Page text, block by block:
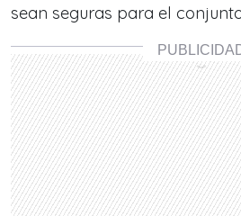
sean seguras para el